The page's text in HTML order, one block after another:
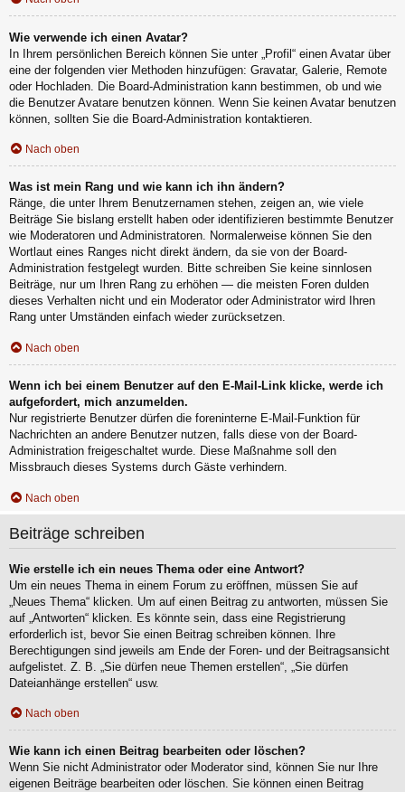
Wie verwende ich einen Avatar?
In Ihrem persönlichen Bereich können Sie unter „Profil“ einen Avatar über
eine der folgenden vier Methoden hinzufügen: Gravatar, Galerie, Remote
oder Hochladen. Die Board-Administration kann bestimmen, ob und wie
die Benutzer Avatare benutzen können. Wenn Sie keinen Avatar benutzen
können, sollten Sie die Board-Administration kontaktieren.
Nach oben
Was ist mein Rang und wie kann ich ihn ändern?
Ränge, die unter Ihrem Benutzernamen stehen, zeigen an, wie viele
Beiträge Sie bislang erstellt haben oder identifizieren bestimmte Benutzer
wie Moderatoren und Administratoren. Normalerweise können Sie den
Wortlaut eines Ranges nicht direkt ändern, da sie von der Board-
Administration festgelegt wurden. Bitte schreiben Sie keine sinnlosen
Beiträge, nur um Ihren Rang zu erhöhen — die meisten Foren dulden
dieses Verhalten nicht und ein Moderator oder Administrator wird Ihren
Rang unter Umständen einfach wieder zurücksetzen.
Nach oben
Wenn ich bei einem Benutzer auf den E-Mail-Link klicke, werde ich
aufgefordert, mich anzumelden.
Nur registrierte Benutzer dürfen die foreninterne E-Mail-Funktion für
Nachrichten an andere Benutzer nutzen, falls diese von der Board-
Administration freigeschaltet wurde. Diese Maßnahme soll den
Missbrauch dieses Systems durch Gäste verhindern.
Nach oben
Beiträge schreiben
Wie erstelle ich ein neues Thema oder eine Antwort?
Um ein neues Thema in einem Forum zu eröffnen, müssen Sie auf
„Neues Thema“ klicken. Um auf einen Beitrag zu antworten, müssen Sie
auf „Antworten“ klicken. Es könnte sein, dass eine Registrierung
erforderlich ist, bevor Sie einen Beitrag schreiben können. Ihre
Berechtigungen sind jeweils am Ende der Foren- und der Beitragsansicht
aufgelistet. Z. B. „Sie dürfen neue Themen erstellen“, „Sie dürfen
Dateianhänge erstellen“ usw.
Nach oben
Wie kann ich einen Beitrag bearbeiten oder löschen?
Wenn Sie nicht Administrator oder Moderator sind, können Sie nur Ihre
eigenen Beiträge bearbeiten oder löschen. Sie können einen Beitrag